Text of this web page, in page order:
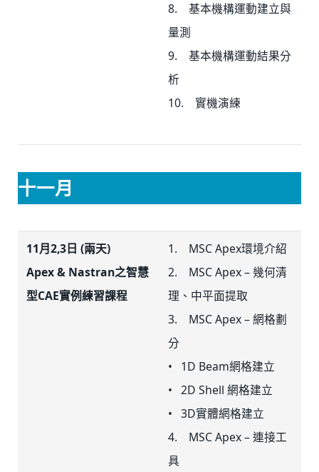
8. 基本機構運動建立與
量測
9. 基本機構運動結果分
析
10. 實機演練
十一月
11月2,3日 (兩天)
Apex & Nastran之智慧
型CAE實例練習課程
1. MSC Apex環境介紹
2. MSC Apex – 幾何清
理、中平面提取
3. MSC Apex – 網格劃
分
• 1D Beam網格建立
• 2D Shell 網格建立
• 3D實體網格建立
4. MSC Apex – 連接工
具